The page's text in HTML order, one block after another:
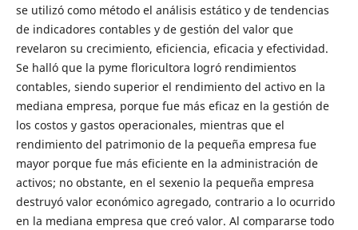
se utilizó como método el análisis estático y de tendencias
de indicadores contables y de gestión del valor que
revelaron su crecimiento, eficiencia, eficacia y efectividad.
Se halló que la pyme floricultora logró rendimientos
contables, siendo superior el rendimiento del activo en la
mediana empresa, porque fue más eficaz en la gestión de
los costos y gastos operacionales, mientras que el
rendimiento del patrimonio de la pequeña empresa fue
mayor porque fue más eficiente en la administración de
activos; no obstante, en el sexenio la pequeña empresa
destruyó valor económico agregado, contrario a lo ocurrido
en la mediana empresa que creó valor. Al compararse todo